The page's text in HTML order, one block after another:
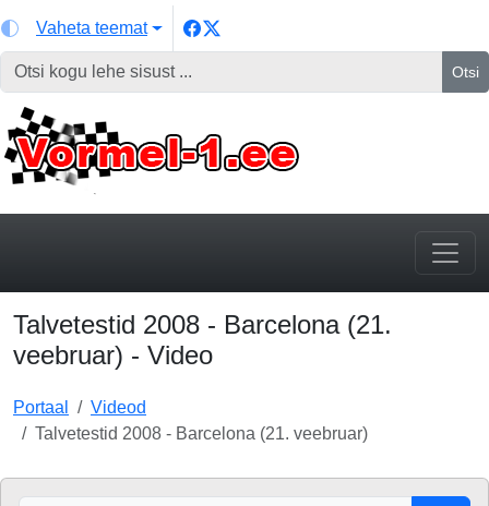
Vaheta teemat
Otsi
Talvetestid 2008 - Barcelona (21.
veebruar) - Video
Portaal
Videod
Talvetestid 2008 - Barcelona (21. veebruar)